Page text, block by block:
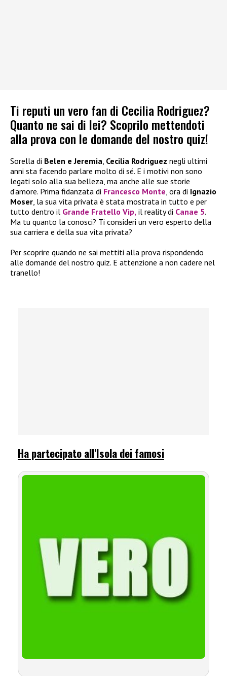
Ti reputi un vero fan di Cecilia Rodriguez?
Quanto ne sai di lei? Scoprilo mettendoti
alla prova con le domande del nostro quiz!
Sorella di Belen e Jeremia, Cecilia Rodriguez negli ultimi
anni sta facendo parlare molto di sé. E i motivi non sono
legati solo alla sua belleza, ma anche alle sue storie
d’amore. Prima fidanzata di Francesco Monte, ora di Ignazio
Moser, la sua vita privata è stata mostrata in tutto e per
tutto dentro il Grande Fratello Vip, il reality di Canae 5.
Ma tu quanto la conosci? Ti consideri un vero esperto della
sua carriera e della sua vita privata?
Per scoprire quando ne sai mettiti alla prova rispondendo
alle domande del nostro quiz. E attenzione a non cadere nel
tranello!
Ha partecipato all'Isola dei famosi